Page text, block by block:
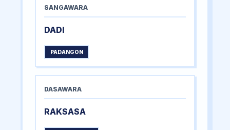
SANGAWARA
DADI
PADANGON
DASAWARA
RAKSASA